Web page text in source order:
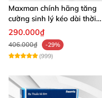
Maxman chính hãng tăng
cường sinh lý kéo dài thời
gian xuất tinh
290.000₫
406.000₫
-29%
(999)